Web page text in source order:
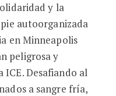
y la
autoorganizada
en Minneapolis
peligrosa y
ICE. Desafiando al
a sangre fría,